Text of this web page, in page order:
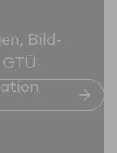
Bild­